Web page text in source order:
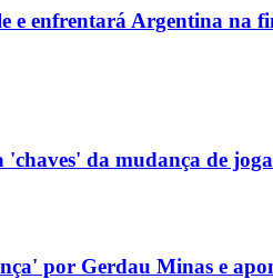
e enfrentará Argentina na
'chaves' da mudança de
por Gerdau Minas e